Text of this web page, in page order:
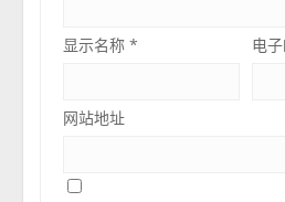
显示名称* 电
网站地址